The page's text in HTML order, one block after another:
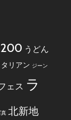
うどん
リアン ジーン
ェス ラ
真 北新地